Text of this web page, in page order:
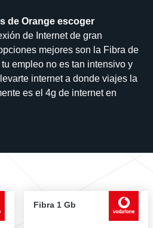
de Orange escoger
de Internet de gran
mejores son la Fibra de
empleo no es tan intensivo y
internet a donde viajes la
es el 4g de internet en
Fibra 1 Gb